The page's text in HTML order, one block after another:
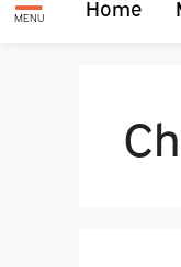
MENU Home